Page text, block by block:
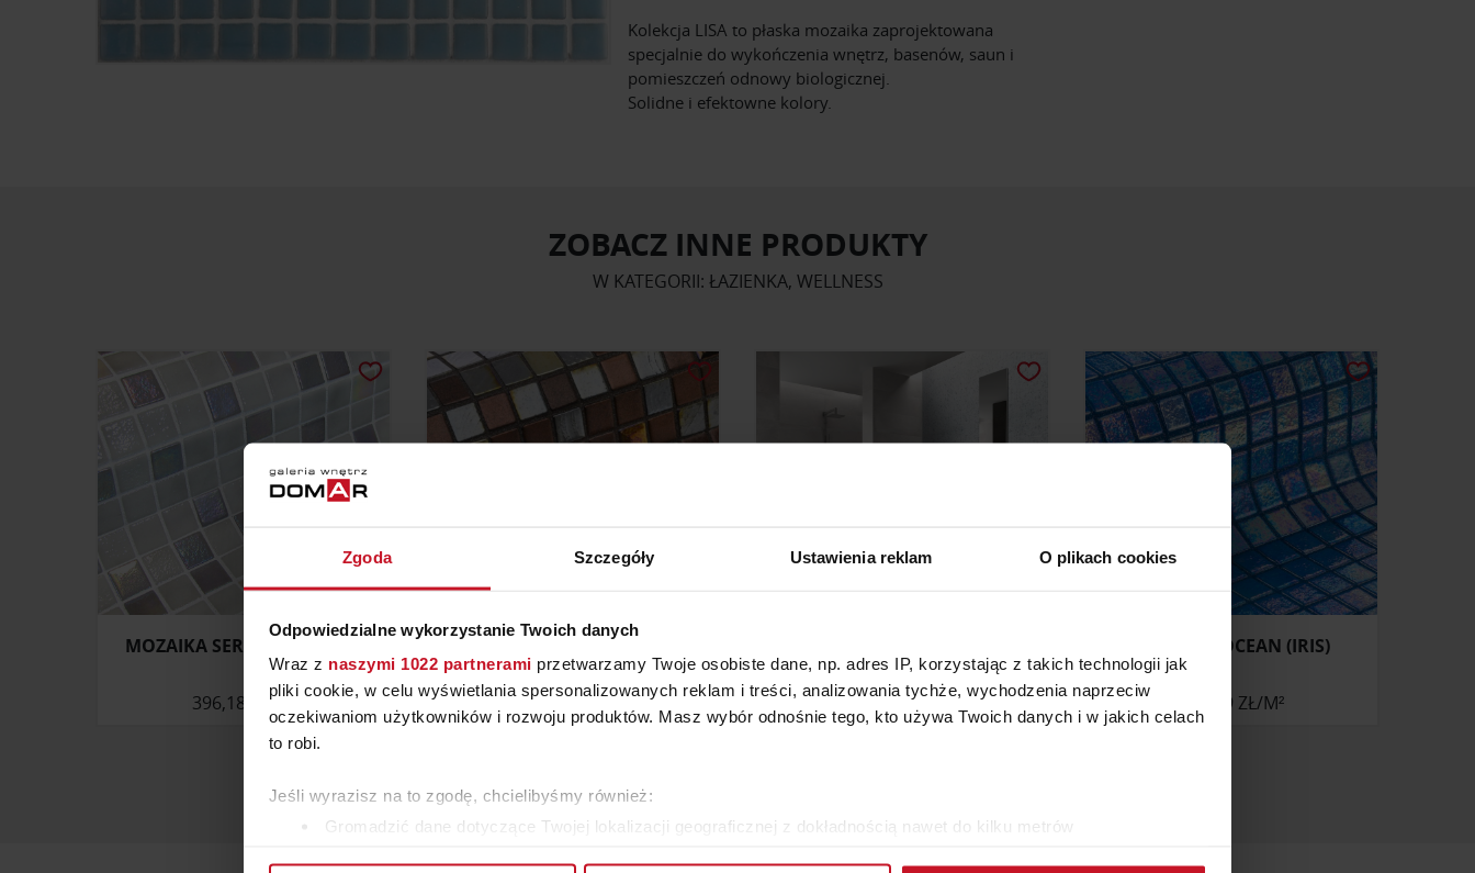
Zgoda Szczegóły Ustawienia reklam O plikach cookies
Odpowiedzialne wykorzystanie Twoich danych
Wraz z naszymi 1022 partnerami przetwarzamy Twoje osobiste dane, np. adres IP, korzystając z takich technologii jak
pliki cookie, w celu wyświetlania spersonalizowanych reklam i treści, analizowania tychże, wychodzenia naprzeciw
oczekiwaniom użytkowników i rozwoju produktów. Masz wybór odnośnie tego, kto używa Twoich danych i w jakich celach
to robi.
Jeśli wyrazisz na to zgodę, chcielibyśmy również:
Gromadzić dane dotyczące Twojej lokalizacji geograficznej z dokładnością nawet do kilku metrów
Kolekcja LISA to płaska mozaika zaprojektowana
specjalnie do wykończenia wnętrz, basenów, saun i
pomieszczeń odnowy biologicznej.
Solidne i efektowne kolory.
ZOBACZ INNE PRODUKTY
W KATEGORII: ŁAZIENKA, WELLNESS
MOZAIKA SERPENS (FOSFO)
396,18 ZŁ/M²
MOZAIKA BLOODY MARY
(COCKTAIL)
568,48 ZŁ/M²
ZAPYTAJ O CENĘ W SALONIE
MOZAIKA OCEAN (IRIS)
410,49 ZŁ/M²
WIĘCEJ PRODUKTÓW Z TEJ KATEGORII